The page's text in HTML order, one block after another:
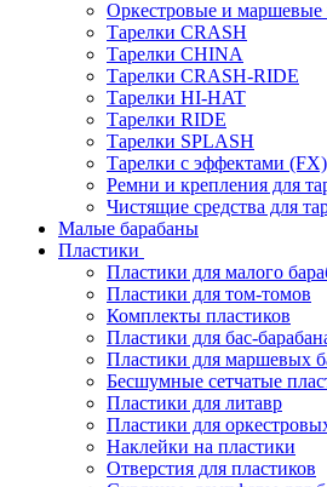
Оркестровые и маршевые
Тарелки CRASH
Тарелки CHINA
Тарелки CRASH-RIDE
Тарелки HI-HAT
Тарелки RIDE
Тарелки SPLASH
Тарелки с эффектами (FX)
Ремни и крепления для
Чистящие средства для
Малые барабаны
Пластики
Пластики для малого
Пластики для том-томов
Комплекты пластиков
Пластики для бас-
Пластики для маршевых
Бесшумные сетчатые
Пластики для литавр
Пластики для
Наклейки на пластики
Отверстия для пластиков